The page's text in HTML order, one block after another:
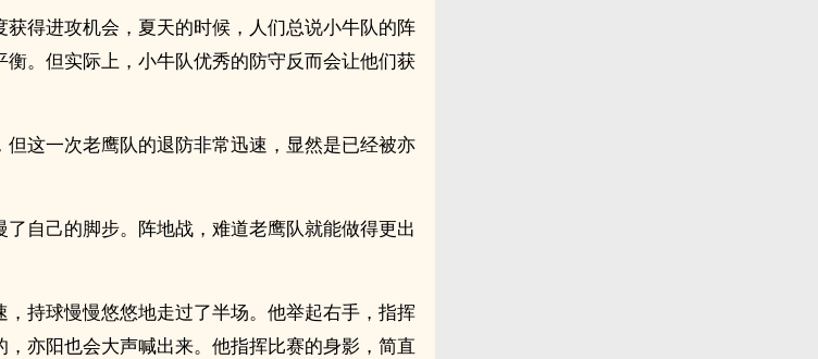
得进攻机会，夏天的时候，人们总说小牛队的阵
。但实际上，小牛队优秀的防守反而会让他们获
这一次老鹰队的退防非常迅速，显然是已经被亦
自己的脚步。阵地战，难道老鹰队就能做得更出
，持球慢慢悠悠地走过了半场。他举起右手，指挥
亦阳也会大声喊出来。他指挥比赛的身影，简直